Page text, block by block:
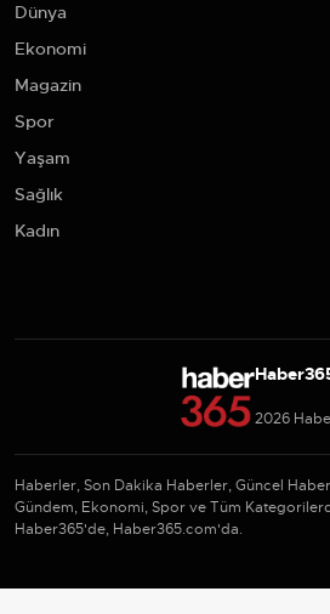
Dünya
Ekonomi
Magazin
Spor
Yaşam
Sağlık
Kadın
2026
Haberler, Son Dakika Haberler, Güncel
Gündem, Ekonomi, Spor ve Tüm
Haber365'de, Haber365.com'da.